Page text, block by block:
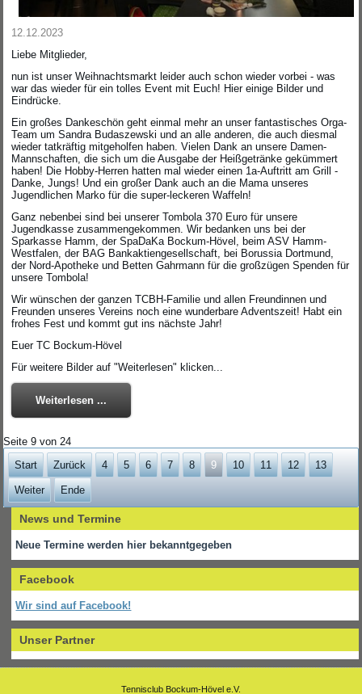
12.12.2023
Liebe Mitglieder,
nun ist unser Weihnachtsmarkt leider auch schon wieder vorbei - was
war das wieder für ein tolles Event mit Euch! Hier einige Bilder und
Eindrücke.
Ein großes Dankeschön geht einmal mehr an unser fantastisches Orga-
Team um Sandra Budaszewski und an alle anderen, die auch diesmal
wieder tatkräftig mitgeholfen haben. Vielen Dank an unsere Damen-
Mannschaften, die sich um die Ausgabe der Heißgetränke gekümmert
haben! Die Hobby-Herren hatten mal wieder einen 1a-Auftritt am Grill -
Danke, Jungs! Und ein großer Dank auch an die Mama unseres
Jugendlichen Marko für die super-leckeren Waffeln!
Ganz nebenbei sind bei unserer Tombola 370 Euro für unsere
Jugendkasse zusammengekommen. Wir bedanken uns bei der
Sparkasse Hamm, der SpaDaKa Bockum-Hövel, beim ASV Hamm-
Westfalen, der BAG Bankaktiengesellschaft, bei Borussia Dortmund,
der Nord-Apotheke und Betten Gahrmann für die großzügen Spenden für
unsere Tombola!
Wir wünschen der ganzen TCBH-Familie und allen Freundinnen und
Freunden unseres Vereins noch eine wunderbare Adventszeit! Habt ein
frohes Fest und kommt gut ins nächste Jahr!
Euer TC Bockum-Hövel
Für weitere Bilder auf "Weiterlesen" klicken...
Weiterlesen ...
Seite 9 von 24
Start
Zurück 4 5 6 7 8 9 10 11 12 13
Weiter Ende
News und Termine
Neue Termine werden hier bekanntgegeben
Facebook
Wir sind auf Facebook!
Unser Partner
Tennisclub Bockum-Hövel e.V.